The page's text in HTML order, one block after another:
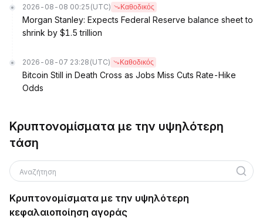
2026-08-08 00:25 (UTC) Καθοδικός
Morgan Stanley: Expects Federal Reserve balance sheet to
shrink by $1.5 trillion
2026-08-07 23:28 (UTC) Καθοδικός
Bitcoin Still in Death Cross as Jobs Miss Cuts Rate-Hike
Odds
Κρυπτονομίσματα με την υψηλότερη
τάση
Αναζήτηση
Κρυπτονομίσματα με την υψηλότερη
κεφαλαιοποίηση αγοράς